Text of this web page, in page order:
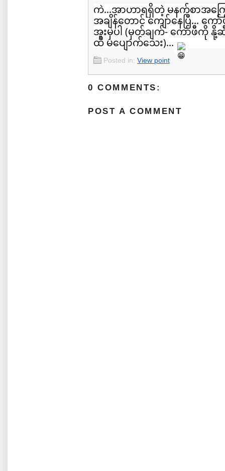
ကဲ...အာဟာရရှိတဲ့ မနက်စာအကြေ
အချိန်တောင် ကျော်နေပြီ... က
အူးမှပါ (မှတ်ချက်- ကော်ဖီကို
ထိ မပျောက်သေး)...
Posted in: View point
0 COMMENTS:
POST A COMMENT